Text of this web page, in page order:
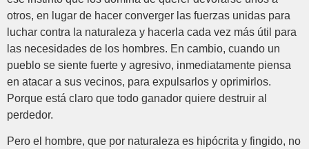
otros, en lugar de hacer converger las fuerzas unidas para
luchar contra la naturaleza y hacerla cada vez más útil para
las necesidades de los hombres. En cambio, cuando un
pueblo se siente fuerte y agresivo, inmediatamente piensa
en atacar a sus vecinos, para expulsarlos y oprimirlos.
Porque está claro que todo ganador quiere destruir al
perdedor.
Pero el hombre, que por naturaleza es hipócrita y fingido, no